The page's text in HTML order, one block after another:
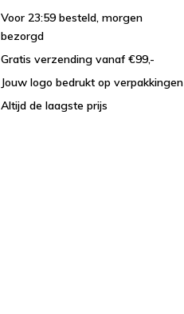
Voor 23:59 besteld, morgen
bezorgd
Gratis verzending vanaf €99,-
Jouw logo bedrukt op verpakkingen
Altijd de laagste prijs